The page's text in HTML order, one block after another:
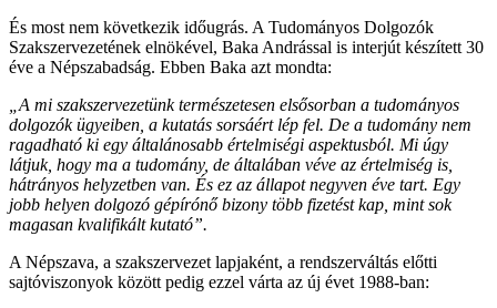
És most nem következik időugrás. A Tudományos Dolgozók
Szakszervezetének elnökével, Baka Andrással is interjút készített 30
éve a Népszabadság. Ebben Baka azt mondta:
„A mi szakszervezetünk természetesen elsősorban a tudományos
dolgozók ügyeiben, a kutatás sorsáért lép fel. De a tudomány nem
ragadható ki egy általánosabb értelmiségi aspektusból. Mi úgy
látjuk, hogy ma a tudomány, de általában véve az értelmiség is,
hátrányos helyzetben van. És ez az állapot negyven éve tart. Egy
jobb helyen dolgozó gépírónő bizony több fizetést kap, mint sok
magasan kvalifikált kutató”.
A Népszava, a szakszervezet lapjaként, a rendszerváltás előtti
sajtóviszonyok között pedig ezzel várta az új évet 1988-ban: